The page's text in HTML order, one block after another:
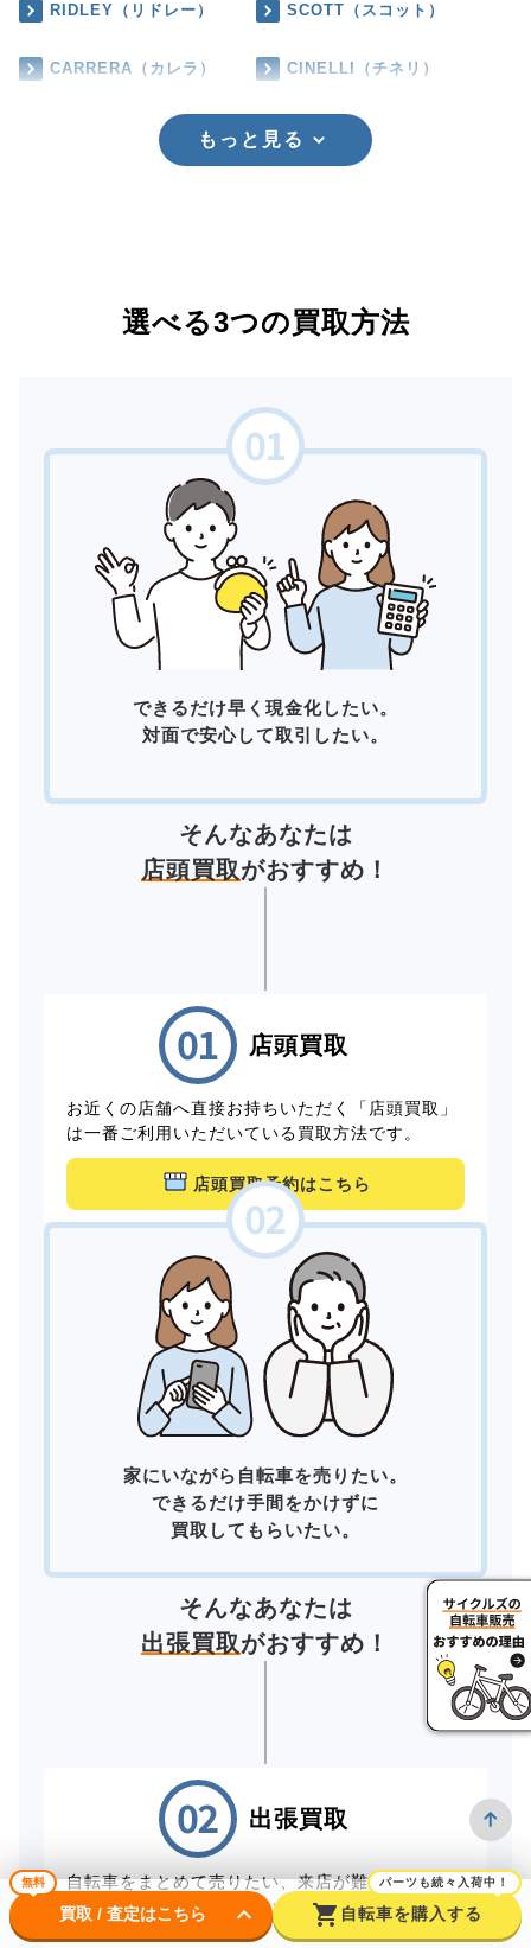
RIDLEY（リドレー） SCOTT（スコット）
CARRERA（カレラ） CINELLI（チネリ）
もっと見る
選べる3つの買取方法
できるだけ早く現金化したい。
対面で安心して取引したい。
そんなあなたは
店頭買取がおすすめ！
店頭買取
お近くの店舗へ直接お持ちいただく「店頭買取」
は一番ご利用いただいている買取方法です。
店頭買取予約はこちら
家にいながら自転車を売りたい。
できるだけ手間をかけずに
買取してもらいたい。
そんなあなたは
出張買取がおすすめ！
出張買取
自転車をまとめて売りたい、来店が難しいお客様
は、スタッフが直接お伺いする出張買取をご利用
無料
買取 / 査定はこちら keyboard_arrow_down shopping_cart
パーツも続々入荷中！
自転車を購入する